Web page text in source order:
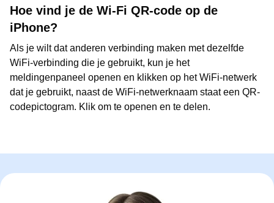
Hoe vind je de Wi-Fi QR-code op de
iPhone?
Als je wilt dat anderen verbinding maken met dezelfde
WiFi-verbinding die je gebruikt, kun je het
meldingenpaneel openen en klikken op het WiFi-netwerk
dat je gebruikt, naast de WiFi-netwerknaam staat een QR-
codepictogram. Klik om te openen en te delen.